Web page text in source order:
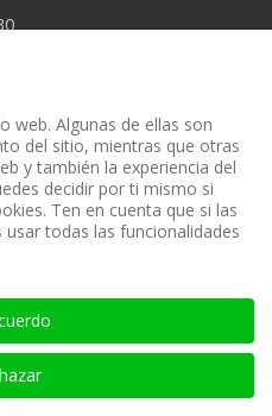
de datos personales
web. Algunas de ellas son
del sitio, mientras que otras
y también la experiencia del
decidir por ti mismo si
Ten en cuenta que si las
todas las funcionalidades